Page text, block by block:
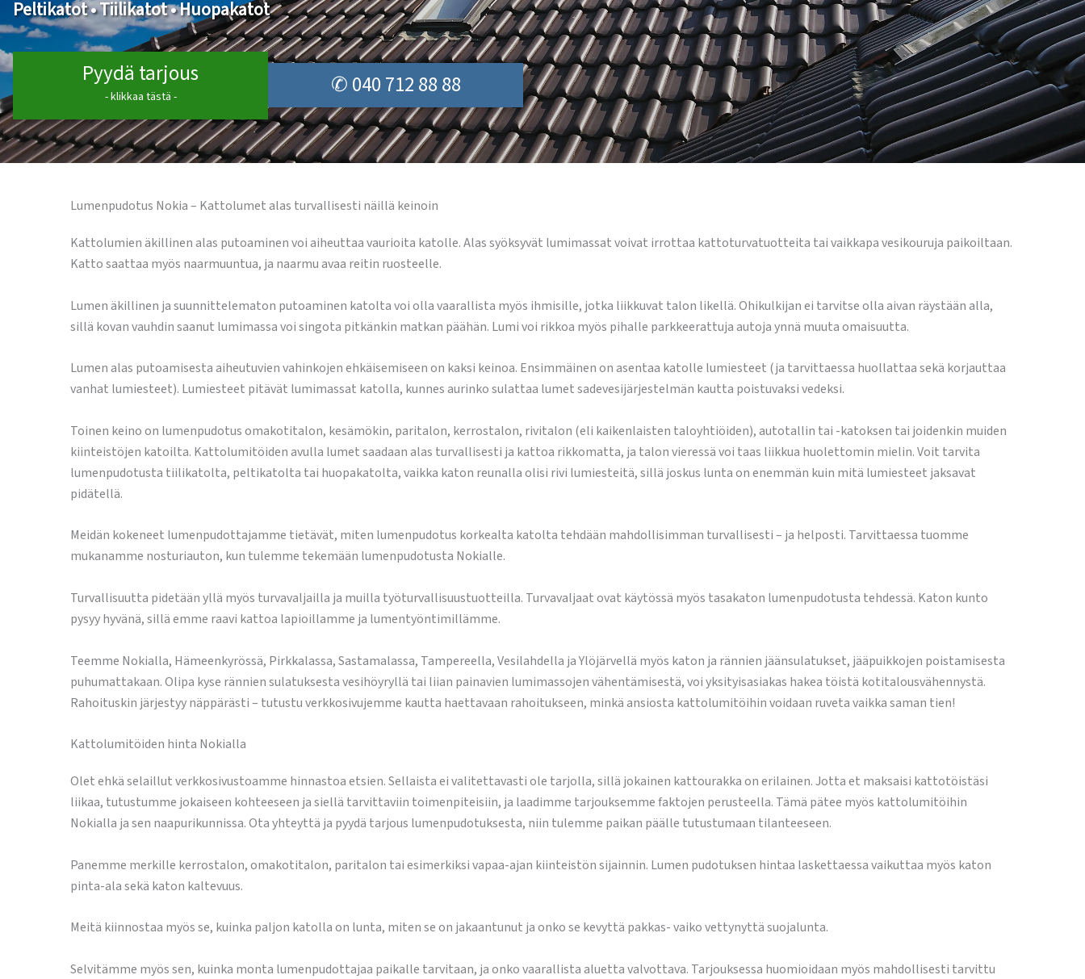
Peltikatot • Tiilikatot • Huopakatot
Pyydä tarjous
- klikkaa tästä - ✆ 040 712 88 88
Lumenpudotus Nokia – Kattolumet alas turvallisesti näillä keinoin
Kattolumien äkillinen alas putoaminen voi aiheuttaa vaurioita katolle. Alas syöksyvät lumimassat voivat irrottaa kattoturvatuotteita tai vaikkapa vesikouruja paikoiltaan.
Katto saattaa myös naarmuuntua, ja naarmu avaa reitin ruosteelle.
Lumen äkillinen ja suunnittelematon putoaminen katolta voi olla vaarallista myös ihmisille, jotka liikkuvat talon likellä. Ohikulkijan ei tarvitse olla aivan räystään alla,
sillä kovan vauhdin saanut lumimassa voi singota pitkänkin matkan päähän. Lumi voi rikkoa myös pihalle parkkeerattuja autoja ynnä muuta omaisuutta.
Lumen alas putoamisesta aiheutuvien vahinkojen ehkäisemiseen on kaksi keinoa. Ensimmäinen on asentaa katolle lumiesteet (ja tarvittaessa huollattaa sekä korjauttaa
vanhat lumiesteet). Lumiesteet pitävät lumimassat katolla, kunnes aurinko sulattaa lumet sadevesijärjestelmän kautta poistuvaksi vedeksi.
Toinen keino on lumenpudotus omakotitalon, kesämökin, paritalon, kerrostalon, rivitalon (eli kaikenlaisten taloyhtiöiden), autotallin tai -katoksen tai joidenkin muiden
kiinteistöjen katoilta. Kattolumitöiden avulla lumet saadaan alas turvallisesti ja kattoa rikkomatta, ja talon vieressä voi taas liikkua huolettomin mielin. Voit tarvita
lumenpudotusta tiilikatolta, peltikatolta tai huopakatolta, vaikka katon reunalla olisi rivi lumiesteitä, sillä joskus lunta on enemmän kuin mitä lumiesteet jaksavat
pidätellä.
Meidän kokeneet lumenpudottajamme tietävät, miten lumenpudotus korkealta katolta tehdään mahdollisimman turvallisesti – ja helposti. Tarvittaessa tuomme
mukanamme nosturiauton, kun tulemme tekemään lumenpudotusta Nokialle.
Turvallisuutta pidetään yllä myös turvavaljailla ja muilla työturvallisuustuotteilla. Turvavaljaat ovat käytössä myös tasakaton lumenpudotusta tehdessä. Katon kunto
pysyy hyvänä, sillä emme raavi kattoa lapioillamme ja lumentyöntimillämme.
Teemme Nokialla, Hämeenkyrössä, Pirkkalassa, Sastamalassa, Tampereella, Vesilahdella ja Ylöjärvellä myös katon ja rännien jäänsulatukset, jääpuikkojen poistamisesta
puhumattakaan. Olipa kyse rännien sulatuksesta vesihöyryllä tai liian painavien lumimassojen vähentämisestä, voi yksityisasiakas hakea töistä kotitalousvähennystä.
Rahoituskin järjestyy näppärästi – tutustu verkkosivujemme kautta haettavaan rahoitukseen, minkä ansiosta kattolumitöihin voidaan ruveta vaikka saman tien!
Kattolumitöiden hinta Nokialla
Olet ehkä selaillut verkkosivustoamme hinnastoa etsien. Sellaista ei valitettavasti ole tarjolla, sillä jokainen kattourakka on erilainen. Jotta et maksaisi kattotöistäsi
liikaa, tutustumme jokaiseen kohteeseen ja siellä tarvittaviin toimenpiteisiin, ja laadimme tarjouksemme faktojen perusteella. Tämä pätee myös kattolumitöihin
Nokialla ja sen naapurikunnissa. Ota yhteyttä ja pyydä tarjous lumenpudotuksesta, niin tulemme paikan päälle tutustumaan tilanteeseen.
Panemme merkille kerrostalon, omakotitalon, paritalon tai esimerkiksi vapaa-ajan kiinteistön sijainnin. Lumen pudotuksen hintaa laskettaessa vaikuttaa myös katon
pinta-ala sekä katon kaltevuus.
Meitä kiinnostaa myös se, kuinka paljon katolla on lunta, miten se on jakaantunut ja onko se kevyttä pakkas- vaiko vettynyttä suojalunta.
Selvitämme myös sen, kuinka monta lumenpudottajaa paikalle tarvitaan, ja onko vaarallista aluetta valvottava. Tarjouksessa huomioidaan myös mahdollisesti tarvittu